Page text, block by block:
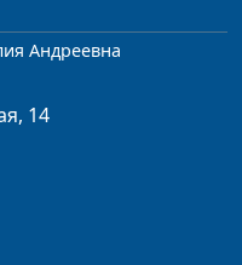
Андреевна
14